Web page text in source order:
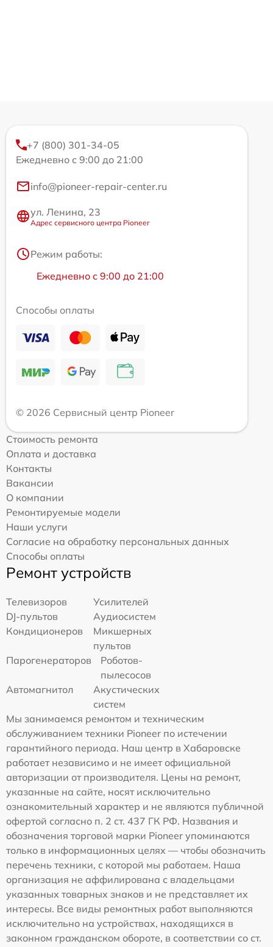
+7 (800) 301-34-05
Ежедневно с 9:00 до 21:00
info@pioneer-repair-center.ru
ул. Ленина, 23
Адрес сервисного центра Pioneer
Режим работы:
Ежедневно с 9:00 до 21:00
Способы оплаты
© 2026 Сервисный центр Pioneer
Стоимость ремонта
Оплата и доставка
Контакты
Вакансии
О компании
Ремонтируемые модели
Наши услуги
Согласие на обработку персональных данных
Способы оплаты
Ремонт устройств
Телевизоров
Усилителей
DJ-пультов
Аудиосистем
Кондиционеров
Микшерных
пультов
Парогенераторов
Роботов-
пылесосов
Автомагнитол
Акустических
систем
Мы занимаемся ремонтом и техническим
обслуживанием техники Pioneer по истечении
гарантийного периода. Наш центр в Хабаровске
работает независимо и не имеет официальной
авторизации от производителя. Цены на ремонт,
указанные на сайте, носят исключительно
ознакомительный характер и не являются публичной
офертой согласно п. 2 ст. 437 ГК РФ. Названия и
обозначения торговой марки Pioneer упоминаются
только в информационных целях — чтобы обозначить
перечень техники, с которой мы работаем. Наша
организация не аффилирована с владельцами
указанных товарных знаков и не представляет их
интересы. Все виды ремонтных работ выполняются
исключительно на устройствах, находящихся в
законном гражданском обороте, в соответствии со ст.